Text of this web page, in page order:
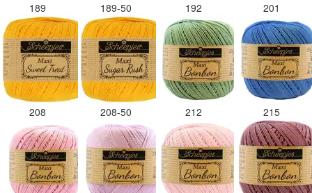
189 189-50 192 201
208 208-50 212 215